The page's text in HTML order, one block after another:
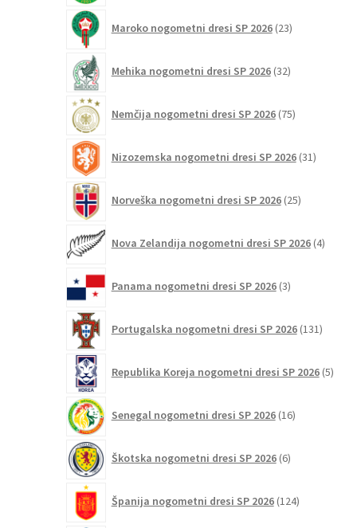
Maroko nogometni dresi SP 2026 23izdelkov
Mehika nogometni dresi SP 2026 32izdelkov
Nemčija nogometni dresi SP 2026 75izdelkov
Nizozemska nogometni dresi SP 2026 31izdelkov
Norveška nogometni dresi SP 2026 25izdelkov
Nova Zelandija nogometni dresi SP 2026 4izdelki
Panama nogometni dresi SP 2026 3izdelki
Portugalska nogometni dresi SP 2026 131
Republika Koreja nogometni dresi SP 2026 5
Senegal nogometni dresi SP 2026 16izdelkov
Škotska nogometni dresi SP 2026 6izdelkov
Španija nogometni dresi SP 2026 124izdelkov